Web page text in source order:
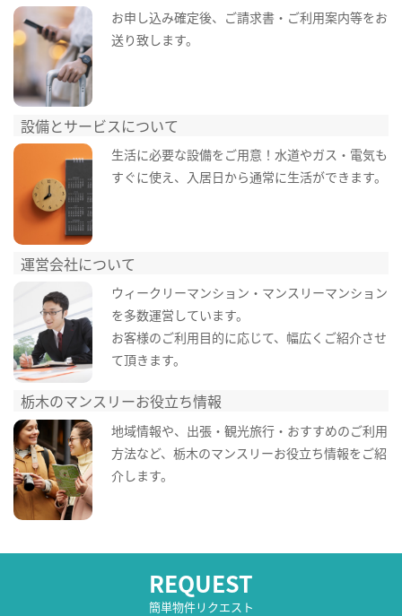
お申し込み確定後、ご請求書・ご利用案内等をお
送り致します。
設備とサービスについて
生活に必要な設備をご用意！水道やガス・電気も
すぐに使え、入居日から通常に生活ができます。
運営会社について
ウィークリーマンション・マンスリーマンション
を多数運営しています。
お客様のご利用目的に応じて、幅広くご紹介させ
て頂きます。
栃木のマンスリーお役立ち情報
地域情報や、出張・観光旅行・おすすめのご利用
方法など、栃木のマンスリーお役立ち情報をご紹
介します。
REQUEST
簡単物件リクエスト